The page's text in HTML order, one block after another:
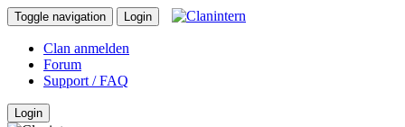
Toggle navigation Login
Clan anmelden
Forum
Support / FAQ
Login